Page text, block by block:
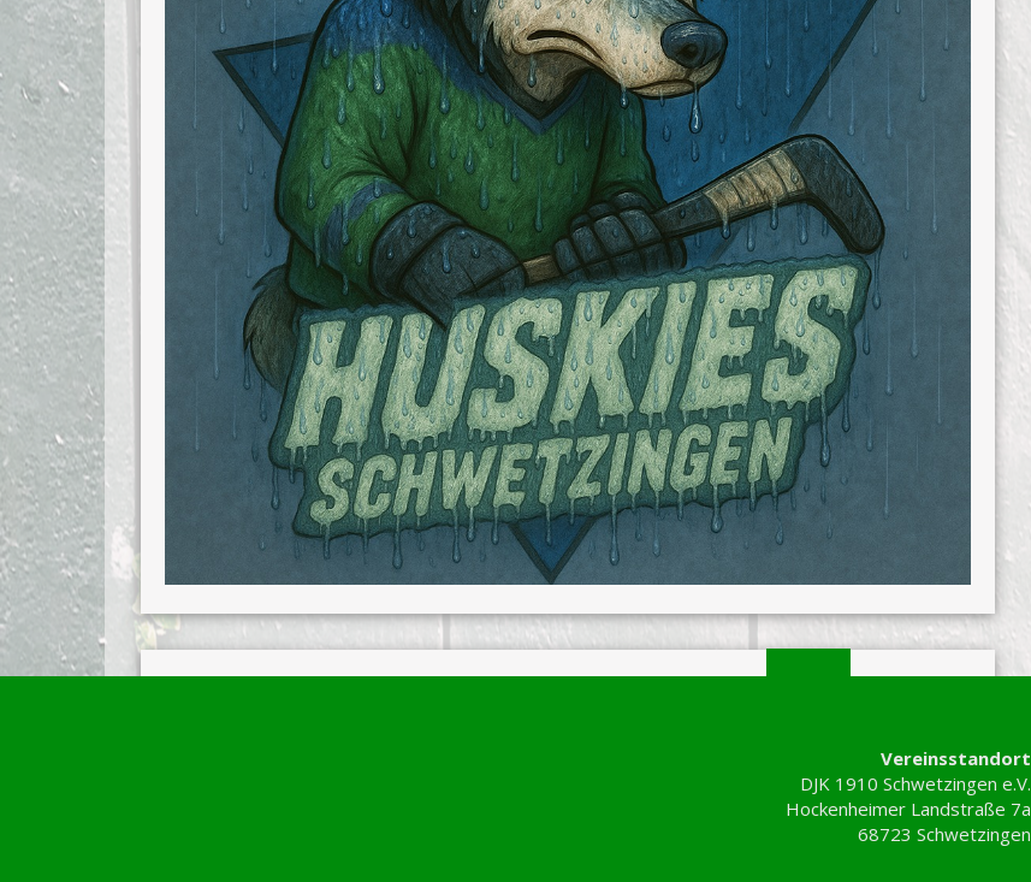
Beim ersten offiziellen Auftritt der U12-DIHV-Nationalmannschaft standen gleich drei Kinder des
Nach diesem historischen Ereignis, zum ersten Mal wurde eine deutsche U12-Inlinehockey-
Nationalmannschaft ins Rennen geschickt, interessiert uns natürlich brennend, was die Kids in
Vereinsstandort
DJK 1910 Schwetzingen e.V.
Hockenheimer Landstraße 7a
68723 Schwetzingen